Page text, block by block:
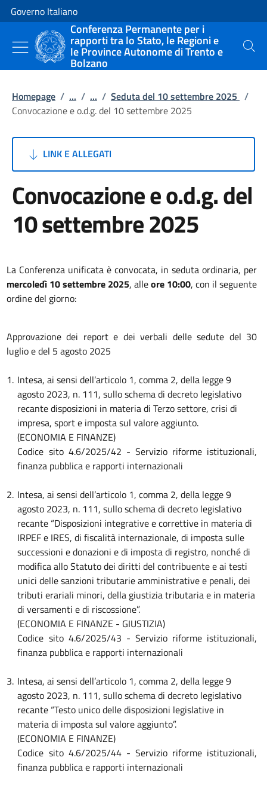
Vai al contenuto
Vai alla navigazione del sito
Governo Italiano
Conferenza Permanente per i
rapporti tra lo Stato, le Regioni e
le Province Autonome di Trento e
Bolzano
Cerca
Homepage / ... / ... / Seduta del 10 settembre 2025 /
Convocazione e o.d.g. del 10 settembre 2025
LINK E ALLEGATI
Convocazione e o.d.g. del
10 settembre 2025
La Conferenza unificata è convocata, in seduta ordinaria, per
mercoledì 10 settembre 2025, alleore 10:00, con il seguente
ordine del giorno:
Approvazione dei report e dei verbali delle sedute del 30
luglio e del 5 agosto 2025
1. Intesa, ai sensi dell’articolo 1, comma 2, della legge 9
agosto 2023, n. 111, sullo schema di decreto legislativo
recante disposizioni in materia di Terzo settore, crisi di
impresa, sport e imposta sul valore aggiunto.
(ECONOMIA E FINANZE)
Codice sito 4.6/2025/42 - Servizio riforme istituzionali,
finanza pubblica e rapporti internazionali
2. Intesa, ai sensi dell’articolo 1, comma 2, della legge 9
agosto 2023, n. 111, sullo schema di decreto legislativo
recante “Disposizioni integrative e correttive in materia di
IRPEF e IRES, di fiscalità internazionale, di imposta sulle
successioni e donazioni e di imposta di registro, nonché di
modifica allo Statuto dei diritti del contribuente e ai testi
unici delle sanzioni tributarie amministrative e penali, dei
tributi erariali minori, della giustizia tributaria e in materia
di versamenti e di riscossione”.
(ECONOMIA E FINANZE - GIUSTIZIA)
Codice sito 4.6/2025/43 - Servizio riforme istituzionali,
finanza pubblica e rapporti internazionali
3. Intesa, ai sensi dell’articolo 1, comma 2, della legge 9
agosto 2023, n. 111, sullo schema di decreto legislativo
recante “Testo unico delle disposizioni legislative in
materia di imposta sul valore aggiunto”.
(ECONOMIA E FINANZE)
Codice sito 4.6/2025/44 - Servizio riforme istituzionali,
finanza pubblica e rapporti internazionali